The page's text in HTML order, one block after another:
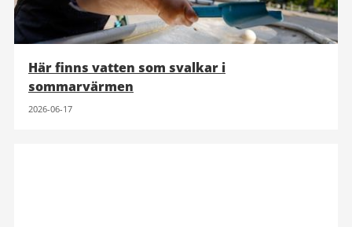
Här finns vatten som svalkar i
sommarvärmen
2026-06-17